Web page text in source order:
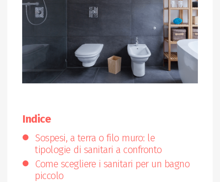
Indice
Sospesi, a terra o filo muro: le
tipologie di sanitari a confronto
Come scegliere i sanitari per un bagno
piccolo